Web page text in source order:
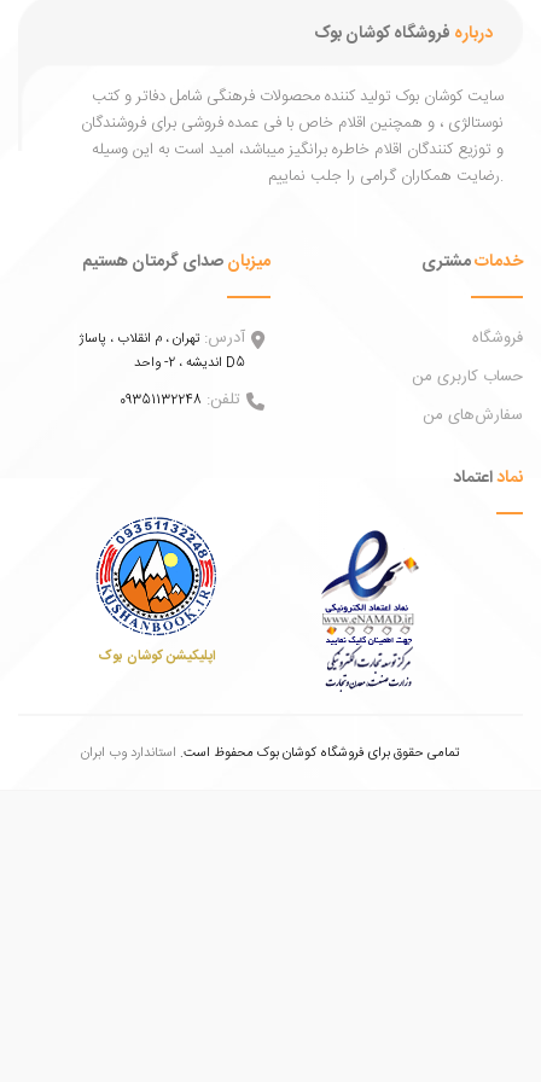
فروشگاه کوشان بوک
کوشان بوک تولید کننده محصولات فرهنگی شامل دفاتر و کتب
، و همچنین اقلام خاص با فی عمده فروشی برای فروشندگان
کنندگان اقلام خاطره برانگیز میباشد، امید است به این وسیله
مشتری
کاربری من
من
صدای گرمتان هستیم
آدرس:تهران ، م انقلاب ، پاساژ
تلفن:09351132248
اپلیکیشن کوشان بوک
تمامی حقوق برای فروشگاه کوشان بوک محفوظ است.استاندارد وب ابران